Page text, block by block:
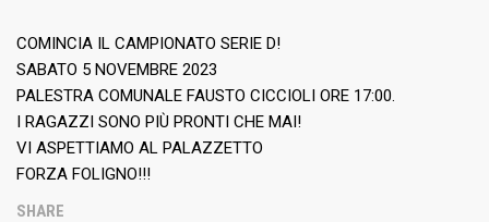
COMINCIA IL CAMPIONATO SERIE D!
SABATO 5 NOVEMBRE 2023
PALESTRA COMUNALE FAUSTO CICCIOLI ORE 17:00.
I RAGAZZI SONO PIÙ PRONTI CHE MAI!
VI ASPETTIAMO AL PALAZZETTO
FORZA FOLIGNO!!!
SHARE